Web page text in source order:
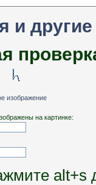
и
изображение
на картинке:
alt+s